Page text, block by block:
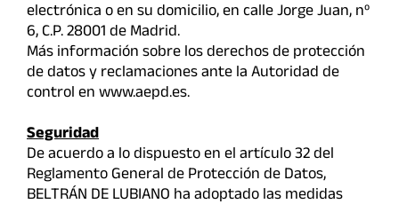
electrónica o en su domicilio, en calle Jorge Juan, nº
6, C.P. 28001 de Madrid.
Más información sobre los derechos de protección
de datos y reclamaciones ante la Autoridad de
control en www.aepd.es.
Seguridad
De acuerdo a lo dispuesto en el artículo 32 del
Reglamento General de Protección de Datos,
BELTRÁN DE LUBIANO ha adoptado las medidas